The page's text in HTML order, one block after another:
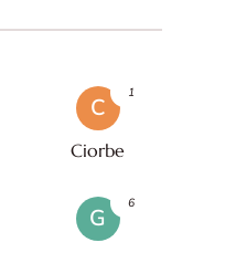
C
Ciorbe
1
G
6